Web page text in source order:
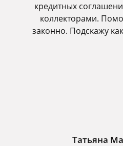
кредитных
коллекторами.
законно. Подскажу
Татьяна